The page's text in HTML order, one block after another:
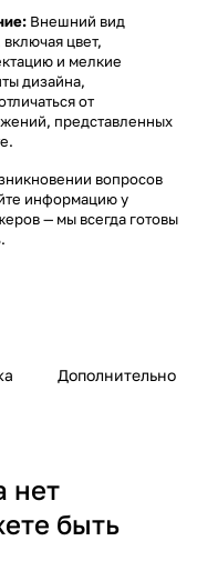
Внешний вид
включая цвет,
и мелкие
дизайна,
от
представленных
вопросов
информацию у
— мы всегда готовы
Дополнительно
нет
быть